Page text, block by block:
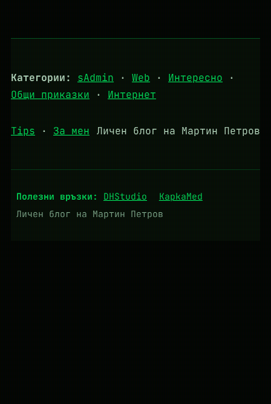
Категории: sAdmin · Web · Интересно ·
Общи приказки · Интернет
Tips · За мен Личен блог на Мартин Петров
Полезни връзки: DHStudio
KapkaMed
Личен блог на Мартин Петров